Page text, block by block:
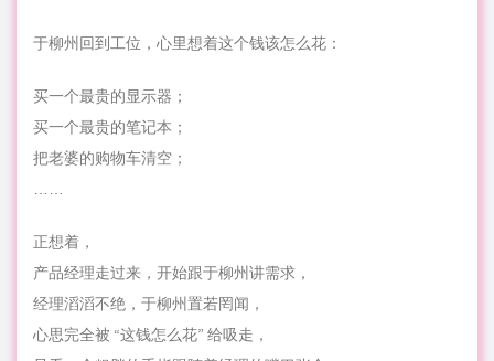
于柳州回到工位，心里想着这个钱该怎么花：
买一个最贵的显示器；
买一个最贵的笔记本；
把老婆的购物车清空；
……
正想着，
产品经理走过来，开始跟于柳州讲需求，
经理滔滔不绝，于柳州置若罔闻，
心思完全被 “这钱怎么花” 给吸走，